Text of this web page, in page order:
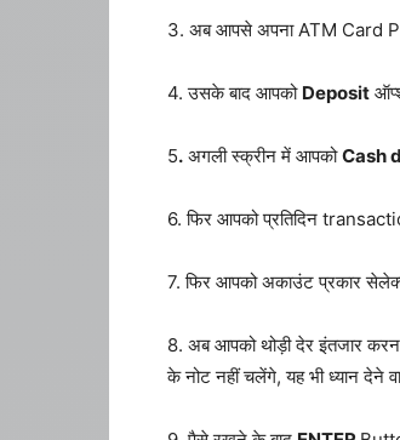
3. अब आपसे अपना ATM Card
4. उसके बाद आपको Deposit
5. अगली स्क्रीन में आपकोCash
6. फिर आपको प्रतिदिन
7. फिर आपको अकाउंट प्रकार
8. अब आपको थोड़ी देर इंतजार
के नोट नहीं चलेंगे, यह भी ध्यान देने